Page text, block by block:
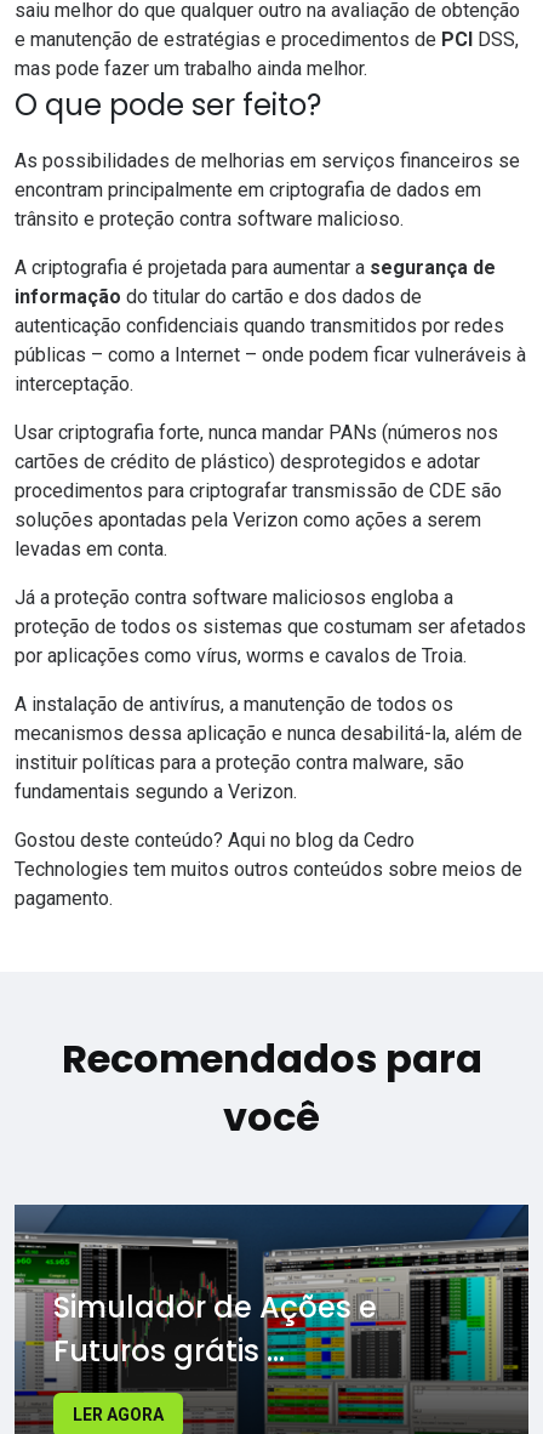
saiu melhor do que qualquer outro na avaliação de obtenção
e manutenção de estratégias e procedimentos de PCI DSS,
mas pode fazer um trabalho ainda melhor.
O que pode ser feito?
As possibilidades de melhorias em serviços financeiros se
encontram principalmente em criptografia de dados em
trânsito e proteção contra software malicioso.
A criptografia é projetada para aumentar a segurança de
informação do titular do cartão e dos dados de
autenticação confidenciais quando transmitidos por redes
públicas – como a Internet – onde podem ficar vulneráveis ​​à
interceptação.
Usar criptografia forte, nunca mandar PANs (números nos
cartões de crédito de plástico) desprotegidos e adotar
procedimentos para criptografar transmissão de CDE são
soluções apontadas pela Verizon como ações a serem
levadas em conta.
Já a proteção contra software maliciosos engloba a
proteção de todos os sistemas que costumam ser afetados
por aplicações como vírus, worms e cavalos de Troia.
A instalação de antivírus, a manutenção de todos os
mecanismos dessa aplicação e nunca desabilitá-la, além de
instituir políticas para a proteção contra malware, são
fundamentais segundo a Verizon.
Gostou deste conteúdo? Aqui no blog da Cedro
Technologies tem muitos outros conteúdos sobre meios de
pagamento.
Recomendados para
você
Simulador de Ações e
Futuros grátis ...
LER AGORA